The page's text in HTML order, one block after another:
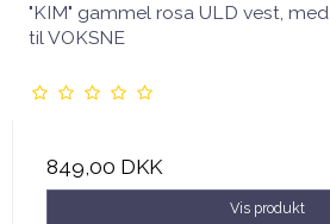
"KIM" gammel rosa ULD vest,
til VOKSNE
849,00 DKK
Vis produkt